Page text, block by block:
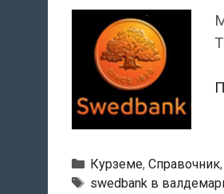
Рубрики
Курземе, Справочник,
Тэги
swedbank в